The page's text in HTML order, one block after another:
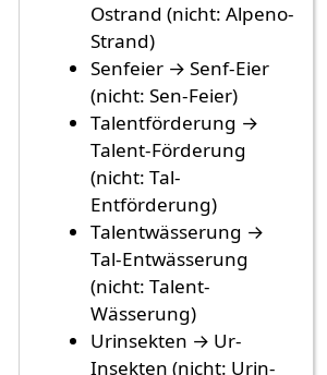
Ostrand (nicht: Alpeno-
Strand)
Senfeier → Senf-Eier
(nicht: Sen-Feier)
Talentförderung →
Talent-Förderung
(nicht: Tal-
Entförderung)
Talentwässerung →
Tal-Entwässerung
(nicht: Talent-
Wässerung)
Urinsekten → Ur-
Insekten (nicht: Urin-